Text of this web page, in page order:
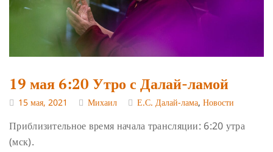
19 мая 6:20 Утро с Далай-ламой
15 мая, 2021 Михаил Е.С. Далай-лама, Новости
Приблизительное время начала трансляции: 6:20 утра
(мск).